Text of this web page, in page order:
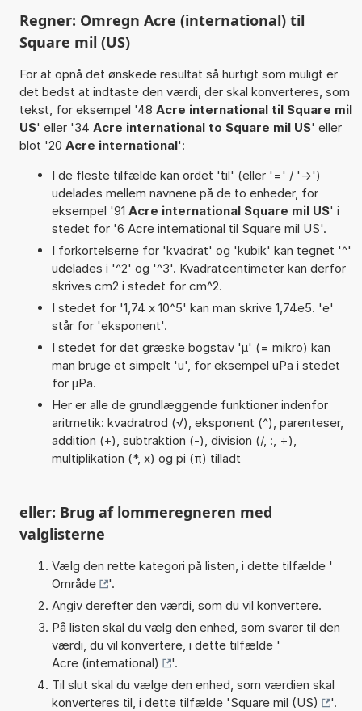
Regner: Omregn Acre (international) til
Square mil (US)
For at opnå det ønskede resultat så hurtigt som muligt er
det bedst at indtaste den værdi, der skal konverteres, som
tekst, for eksempel '48 Acre international til Square mil
US' eller '34 Acre international to Square mil US' eller
blot '20 Acre international':
I de fleste tilfælde kan ordet 'til' (eller '=' / '->')
udelades mellem navnene på de to enheder, for
eksempel '91 Acre international Square mil US' i
stedet for '6 Acre international til Square mil US'.
I forkortelserne for 'kvadrat' og 'kubik' kan tegnet '^'
udelades i '^2' og '^3'. Kvadratcentimeter kan derfor
skrives cm2 i stedet for cm^2.
I stedet for '1,74 x 10^5' kan man skrive 1,74e5. 'e'
står for 'eksponent'.
I stedet for det græske bogstav 'µ' (= mikro) kan
man bruge et simpelt 'u', for eksempel uPa i stedet
for µPa.
Her er alle de grundlæggende funktioner indenfor
aritmetik: kvadratrod (√), eksponent (^), parenteser,
addition (+), subtraktion (-), division (/, :, ÷),
multiplikation (*, x) og pi (π) tilladt
eller: Brug af lommeregneren med
valglisterne
Vælg den rette kategori på listen, i dette tilfælde '
Område
'.
Angiv derefter den værdi, som du vil konvertere.
På listen skal du vælg den enhed, som svarer til den
værdi, du vil konvertere, i dette tilfælde '
Acre (international)
'.
Til slut skal du vælge den enhed, som værdien skal
konverteres til, i dette tilfælde 'Square mil (US) '.